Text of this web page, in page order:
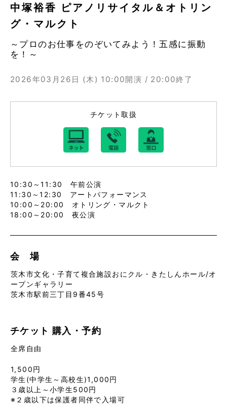
中塚裕香 ピアノリサイタル＆オトリン
グ・マルクト
～プロのお仕事をのぞいてみよう！五感に振動
を！～
2026年03月26日 (木) 10:00開演 / 20:00終了
チケット取扱
10:30～11:30 午前公演
11:30～12:30 アートパフォーマンス
10:00～20:00 オトリング・マルクト
18:00～20:00 夜公演
会 場
茨木市文化・子育て複合施設おにクル・きたしんホール/オ
ープンギャラリー
茨木市駅前三丁目9番45号
チケット 購入・予約
全席自由
1,500円
学生(中学生～高校生)1,000円
３歳以上～小学生500円
※２歳以下は保護者同伴で入場可